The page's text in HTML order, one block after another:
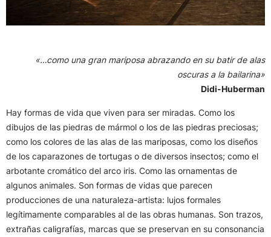
«…como una gran mariposa abrazando en su batir de alas
oscuras a la bailarina»
Didi-Huberman
Hay formas de vida que viven para ser miradas. Como los
dibujos de las piedras de mármol o los de las piedras preciosas;
como los colores de las alas de las mariposas, como los diseños
de los caparazones de tortugas o de diversos insectos; como el
arbotante cromático del arco iris. Como las ornamentas de
algunos animales. Son formas de vidas que parecen
producciones de una naturaleza-artista: lujos formales
legítimamente comparables al de las obras humanas. Son trazos,
extrañas caligrafías, marcas que se preservan en su consonancia